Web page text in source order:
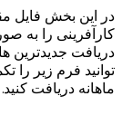
در این بخش فایل
کارآفرینی را به
دریافت جدیدترین
توانید فرم زیر را
ماهانه دریافت